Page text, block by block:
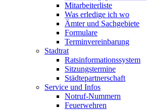
Mitarbeiterliste
Was erledige ich wo
Ämter und Sachgebiete
Formulare
Terminvereinbarung
Stadtrat
Ratsinformationssystem
Sitzungstermine
Städtepartnerschaft
Service und Infos
Notruf-Nummern
Feuerwehren